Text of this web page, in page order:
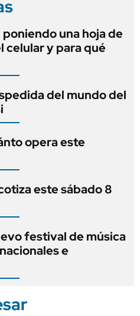
una hoja de
celular y para qué
del mundo del
opera este
este sábado 8
festival de música
e